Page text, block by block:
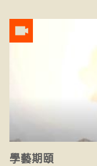
學藝期頤